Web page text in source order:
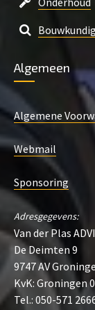
Algemeen
Algemene
Webmail
Sponsoring
Adresgegevens:
Van der Plas
De Deimten 9
9747 AV
KvK: Groningen
Tel.: 050-571